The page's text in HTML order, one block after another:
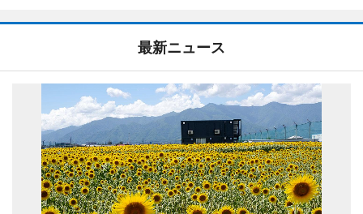
最新ニュース